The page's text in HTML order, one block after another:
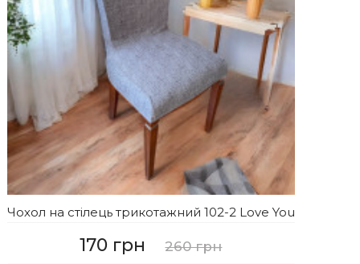
Чохол на стілець трикотажний 102-2 Love You
170 грн 260 грн